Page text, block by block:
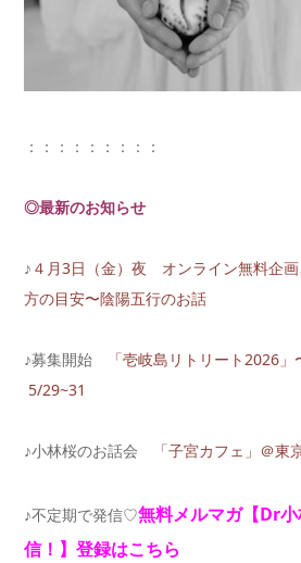
：：：：：：：：：
◎最新のお知らせ
♪ ４月3日（金）夜 オンライン無料企画
方の目安〜陰陽五行のお話
♪募集開始
「壱岐島リトリート2026
5/29~31
♪小林桜のお話会 「子宮カフェ」＠
♪不定期で発信♡無料メルマガ【Dr
信！】登録はこちら